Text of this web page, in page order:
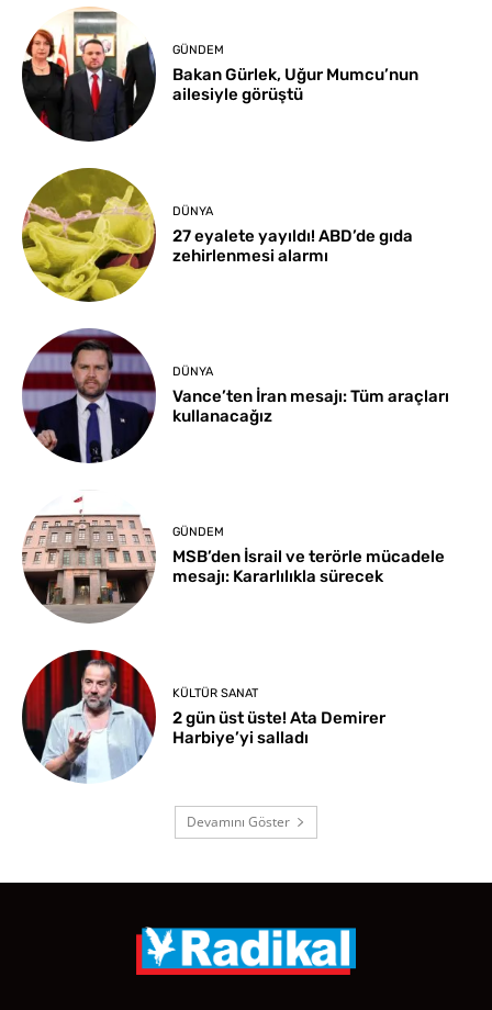
GÜNDEM
Bakan Gürlek, Uğur Mumcu’nun
ailesiyle görüştü
DÜNYA
27 eyalete yayıldı! ABD’de gıda
zehirlenmesi alarmı
DÜNYA
Vance’ten İran mesajı: Tüm araçları
kullanacağız
GÜNDEM
MSB’den İsrail ve terörle mücadele
mesajı: Kararlılıkla sürecek
KÜLTÜR SANAT
2 gün üst üste! Ata Demirer
Harbiye’yi salladı
Devamını Göster